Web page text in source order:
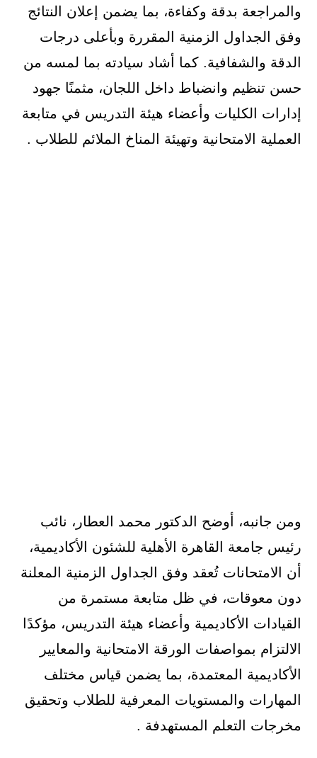
والمراجعة بدقة وكفاءة، بما يضمن إعلان النتائج
وفق الجداول الزمنية المقررة وبأعلى درجات
الدقة والشفافية. كما أشاد سيادته بما لمسه من
حسن تنظيم وانضباط داخل اللجان، مثمنًا جهود
إدارات الكليات وأعضاء هيئة التدريس في متابعة
العملية الامتحانية وتهيئة المناخ الملائم للطلاب .
ومن جانبه، أوضح الدكتور محمد العطار، نائب
رئيس جامعة القاهرة الأهلية للشئون الأكاديمية،
أن الامتحانات تُعقد وفق الجداول الزمنية المعلنة
دون معوقات، في ظل متابعة مستمرة من
القيادات الأكاديمية وأعضاء هيئة التدريس، مؤكدًا
الالتزام بمواصفات الورقة الامتحانية والمعايير
الأكاديمية المعتمدة، بما يضمن قياس مختلف
المهارات والمستويات المعرفية للطلاب وتحقيق
مخرجات التعلم المستهدفة .